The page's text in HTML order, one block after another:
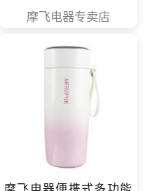
摩飞电器专卖店